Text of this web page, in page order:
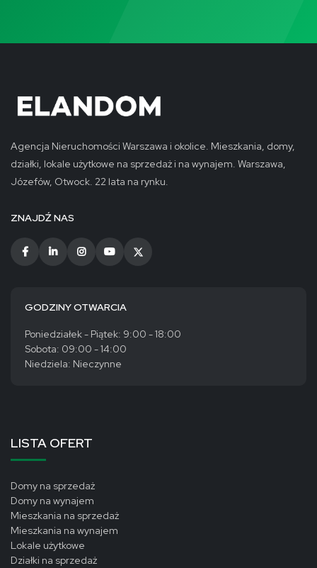
Agencja Nieruchomości Warszawa i okolice. Mieszkania, domy,
działki, lokale użytkowe na sprzedaż i na wynajem. Warszawa,
Józefów, Otwock. 22 lata na rynku.
ZNAJDŹ NAS
GODZINY OTWARCIA
Poniedziałek - Piątek: 9:00 - 18:00
Sobota: 09:00 - 14:00
Niedziela: Nieczynne
LISTA OFERT
Domy na sprzedaż
Domy na wynajem
Mieszkania na sprzedaż
Mieszkania na wynajem
Lokale użytkowe
Działki na sprzedaż